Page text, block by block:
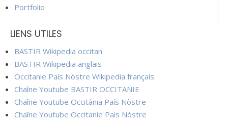
Portfolio
LIENS UTILES
BASTIR Wikipedia occitan
BASTIR Wikipedia anglais
Occitanie País Nòstre Wikipedia français
Chaîne Youtube BASTIR OCCITANIE
Chaîne Youtube Occitània País Nòstre
Chaîne Youtube Occitanie País Nòstre